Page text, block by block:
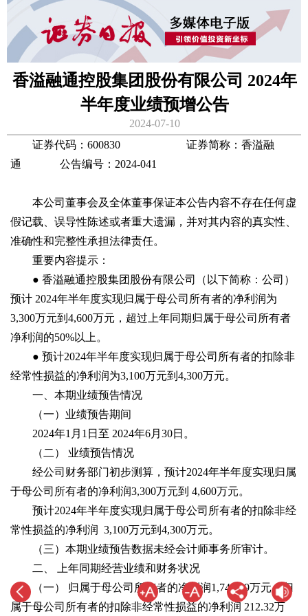
香溢融通控股集团股份有限公司 2024年
半年度业绩预增公告
2024-07-10
证券代码：600830 证券简称：香溢融
通 公告编号：2024-041
本公司董事会及全体董事保证本公告内容不存在任何虚
假记载、误导性陈述或者重大遗漏，并对其内容的真实性、
准确性和完整性承担法律责任。
重要内容提示：
● 香溢融通控股集团股份有限公司（以下简称：公司）
预计 2024年半年度实现归属于母公司所有者的净利润为
3,300万元到4,600万元，超过上年同期归属于母公司所有者
净利润的50%以上。
● 预计2024年半年度实现归属于母公司所有者的扣除非
经常性损益的净利润为3,100万元到4,300万元。
一、本期业绩预告情况
（一）业绩预告期间
2024年1月1日至 2024年6月30日。
（二） 业绩预告情况
经公司财务部门初步测算，预计2024年半年度实现归属
于母公司所有者的净利润3,300万元到 4,600万元。
预计2024年半年度实现归属于母公司所有者的扣除非经
常性损益的净利润 3,100万元到4,300万元。
（三）本期业绩预告数据未经会计师事务所审计。
二、 上年同期经营业绩和财务状况
（一） 归属于母公司所有者的净利润1,748.19万元，归
属于母公司所有者的扣除非经常性损益的净利润 212.32万